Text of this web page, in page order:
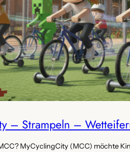
– Strampeln –
MyCyclingCity (MCC) möchte